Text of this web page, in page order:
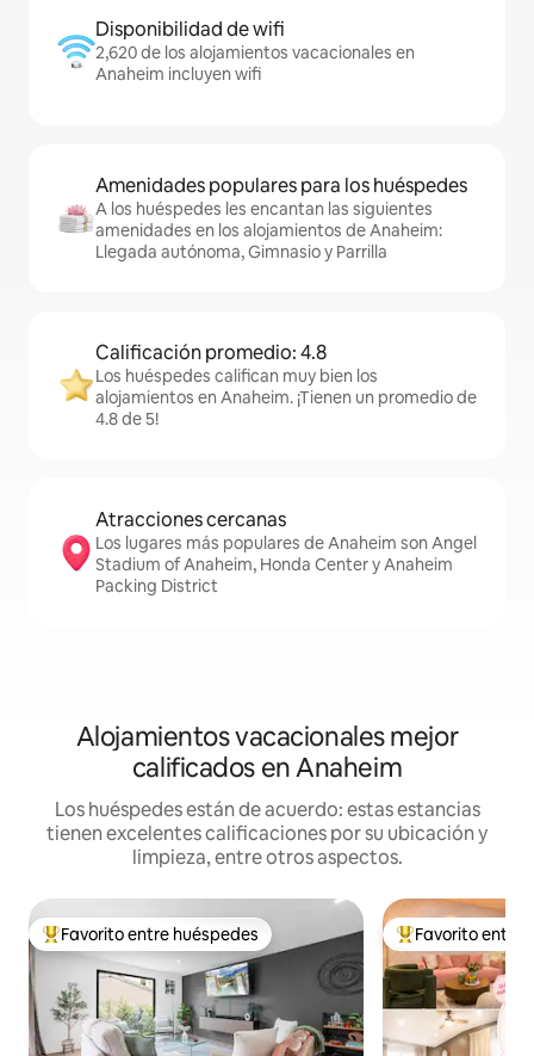
Disponibilidad de wifi
2,620 de los alojamientos vacacionales en
Anaheim incluyen wifi
Amenidades populares para los huéspedes
A los huéspedes les encantan las siguientes
amenidades en los alojamientos de Anaheim:
Llegada autónoma, Gimnasio y Parrilla
Calificación promedio: 4.8
Los huéspedes califican muy bien los
alojamientos en Anaheim. ¡Tienen un promedio de
4.8 de 5!
Atracciones cercanas
Los lugares más populares de Anaheim son Angel
Stadium of Anaheim, Honda Center y Anaheim
Packing District
Alojamientos vacacionales mejor
calificados en Anaheim
Los huéspedes están de acuerdo: estas estancias
tienen excelentes calificaciones por su ubicación y
limpieza, entre otros aspectos.
De los mejores en Favorito entre huéspedes
Favorito entre huéspedes De los mejores
Favorito entre